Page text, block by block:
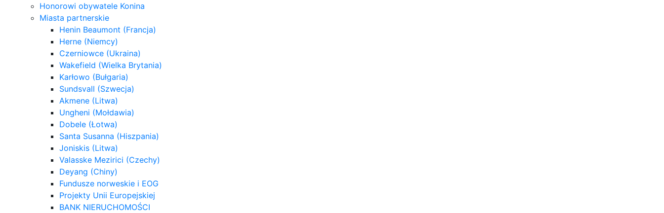
Honorowi obywatele Konina
Miasta partnerskie
Henin Beaumont (Francja)
Herne (Niemcy)
Czerniowce (Ukraina)
Wakefield (Wielka Brytania)
Karłowo (Bułgaria)
Sundsvall (Szwecja)
Akmene (Litwa)
Ungheni (Mołdawia)
Dobele (Łotwa)
Santa Susanna (Hiszpania)
Joniskis (Litwa)
Valasske Mezirici (Czechy)
Deyang (Chiny)
Fundusze norweskie i EOG
Projekty Unii Europejskiej
BANK NIERUCHOMOŚCI